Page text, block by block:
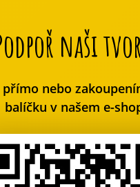
naši
přímo nebo
balíčku v našem e-